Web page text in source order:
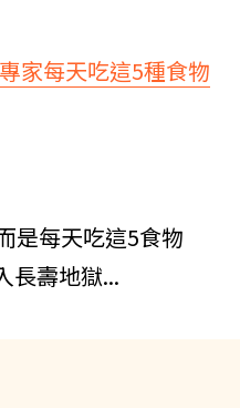
家每天吃這5種食物
是每天吃這5食物
長壽地獄...